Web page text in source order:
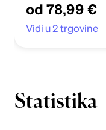
96 cm
od 78,99 €
Vidi u 2 trgovine
Statistika